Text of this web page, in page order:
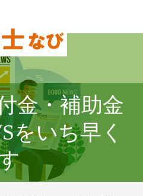
金・補助金
をいち早く